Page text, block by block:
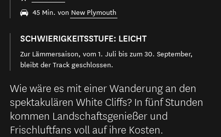
45 Min. von New Plymouth
SCHWIERIGKEITSSTUFE: LEICHT
Zur Lämmersaison, vom 1. Juli bis zum 30. September,
bleibt der Track geschlossen.
Wie wäre es mit einer Wanderung an den
spektakulären White Cliffs? In fünf Stunden
kommen Landschaftsgenießer und
Frischluftfans voll auf ihre Kosten.